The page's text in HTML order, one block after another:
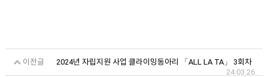
이전글
2024년 자립지원 사업 클라이밍동아리 「ALL LA TA」 3회차
24.03.26